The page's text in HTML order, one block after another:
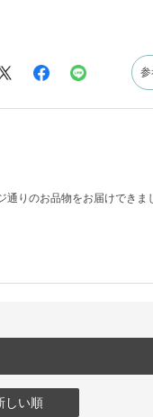
りのお品物をお届けできま
しい順